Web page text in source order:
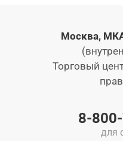
Москва,
Торговый
8-
для